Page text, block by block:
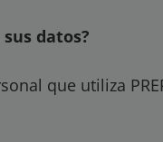
datos?
que utiliza